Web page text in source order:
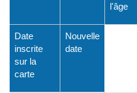
l'âge
Date
inscrite
sur la
carte
Nouvelle
date